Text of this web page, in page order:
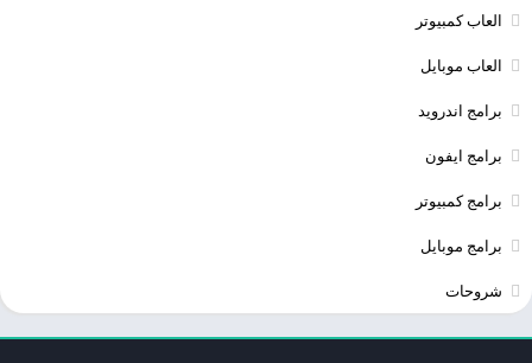
العاب كمبيوتر
العاب موبايل
برامج اندرويد
برامج ايفون
برامج كمبيوتر
برامج موبايل
شروحات